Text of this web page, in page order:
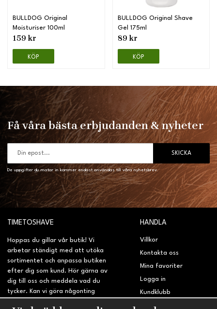
BULLDOG Original
Moisturiser 100ml
159 kr
KÖP
BULLDOG Original Shave
Gel 175ml
89 kr
KÖP
Få våra bästa erbjudanden & nyheter
SKICKA
De uppgifter du matar in kommer endast användas till våra nyhetsbrev.
TIMETOSHAVE
Hoppas du gillar vår butik! Vi
arbetar ständigt med att utöka
sortimentet och anpassa butiken
efter dig som kund. Hör gärna av
dig till oss och meddela vad du
tycker. Kan vi göra någonting
HANDLA
Villkor
Kontakta oss
Mina favoriter
Logga in
Kundklubb
Retur & Reklamation